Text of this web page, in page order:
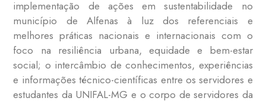
implementação de ações em sustentabilidade no
município de Alfenas à luz dos referenciais e
melhores práticas nacionais e internacionais com o
foco na resiliência urbana, equidade e bem-estar
social; o intercâmbio de conhecimentos, experiências
e informações técnico-científicas entre os servidores e
estudantes da UNIFAL-MG e o corpo de servidores da